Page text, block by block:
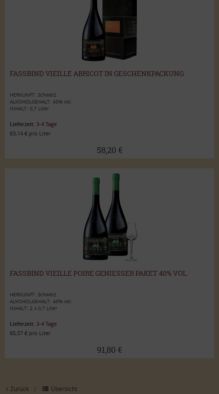
FASSBIND VIEILLE ABRICOT IN GESCHENKPACKUNG
HERKUNFT: Schweiz
ALKOHOLGEHALT: 40% vol.
INHALT: 0,7 Liter
Lieferzeit: 3-4 Tage
83,14 € pro Liter
58,20 €
FASSBIND VIEILLE POIRE GENIESSER PAKET 40% VOL.
HERKUNFT: Schweiz
ALKOHOLGEHALT: 40% vol.
INHALT: 2 x 0,7 Liter
Lieferzeit: 3-4 Tage
65,57 € pro Liter
91,80 €
Zurück | Übersicht